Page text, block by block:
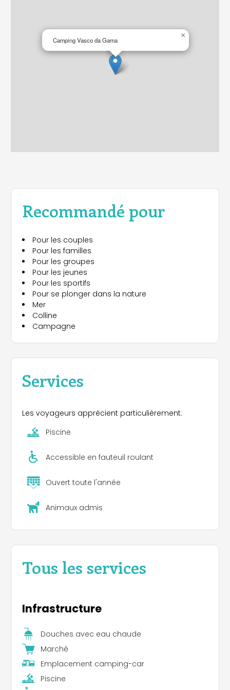
Recommandé pour
Pour les couples
Pour les familles
Pour les groupes
Pour les jeunes
Pour les sportifs
Pour se plonger dans la nature
Mer
Colline
Campagne
Services
Les voyageurs apprécient particulièrement:
Piscine
Accessible en fauteuil roulant
Ouvert toute l'année
Animaux admis
Tous les services
Infrastructure
Douches avec eau chaude
Marché
Emplacement camping-car
Piscine
Camping Vasco da Gama
×